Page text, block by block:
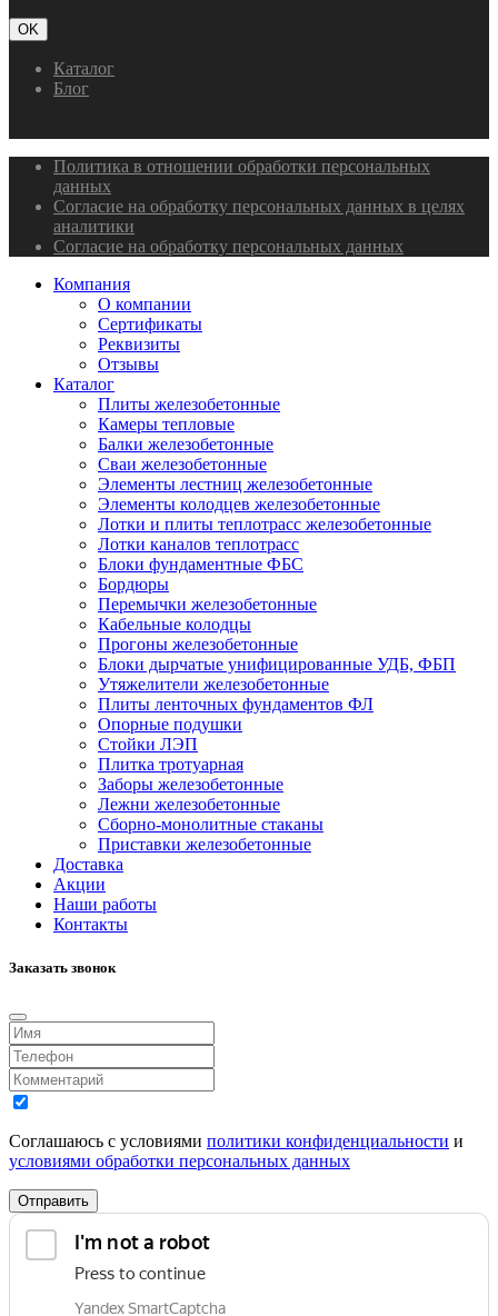
OK
Каталог
Блог
Политика в отношении обработки персональных
данных
Согласие на обработку персональных данных в целях
аналитики
Согласие на обработку персональных данных
Компания
О компании
Сертификаты
Реквизиты
Отзывы
Каталог
Плиты железобетонные
Камеры тепловые
Балки железобетонные
Сваи железобетонные
Элементы лестниц железобетонные
Элементы колодцев железобетонные
Лотки и плиты теплотрасс железобетонные
Лотки каналов теплотрасс
Блоки фундаментные ФБС
Бордюры
Перемычки железобетонные
Кабельные колодцы
Прогоны железобетонные
Блоки дырчатые унифицированные УДБ, ФБП
Утяжелители железобетонные
Плиты ленточных фундаментов ФЛ
Опорные подушки
Стойки ЛЭП
Плитка тротуарная
Заборы железобетонные
Лежни железобетонные
Сборно-монолитные стаканы
Приставки железобетонные
Доставка
Акции
Наши работы
Контакты
Заказать звонок
Соглашаюсь с условиями политики конфиденциальности и
условиями обработки персональных данных
Отправить